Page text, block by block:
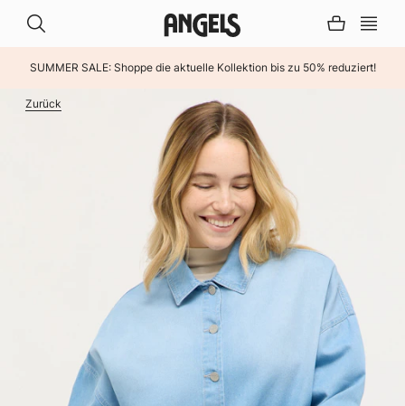
SUMMER SALE: Shoppe die aktuelle Kollektion bis zu 50% reduziert!
Zurück